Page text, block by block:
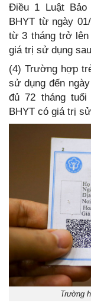
Điều 1 Luật
BHYT từ ngày
từ 3 tháng trở
giá trị sử dụng
(4) Trường hợp
sử dụng đến
đủ 72 tháng
BHYT có giá trị
Trường